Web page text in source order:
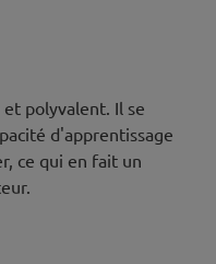
polyvalent. Il se
d'apprentissage
ce qui en fait un